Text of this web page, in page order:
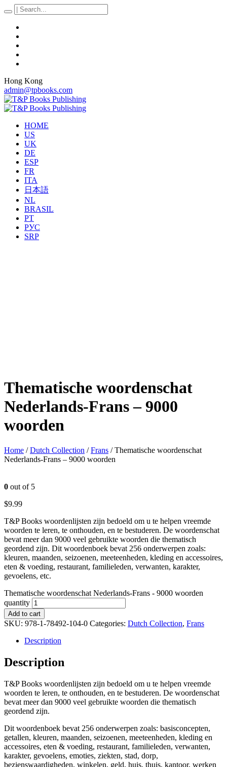
Hong Kong
admin@tpbooks.com
HOME
US
UK
DE
ESP
FR
ITA
日本語
NL
BRASIL
PT
РУС
SRP
Thematische woordenschat
Nederlands-Frans – 9000
woorden
Home /Dutch Collection /Frans / Thematische woordenschat
Nederlands-Frans – 9000 woorden
0 out of 5
$9.99
T&P Books woordenlijsten zijn bedoeld om u te helpen vreemde
woorden te leren, te onthouden, en te bestuderen. De woordenschat
bevat meer dan 9000 veel gebruikte woorden die thematisch
geordend zijn. Dit woordenboek bevat 256 onderwerpen zoals:
kleuren, maanden, seizoenen, meeteenheden, kleding en accessoires,
eten & voeding, restaurant, familieleden, verwanten, karakter,
gevoelens, etc.
Thematische woordenschat Nederlands-Frans - 9000 woorden
quantity
Add to cart
SKU: 978-1-78492-104-0 Categories: Dutch Collection, Frans
Description
Description
T&P Books woordenlijsten zijn bedoeld om u te helpen vreemde
woorden te leren, te onthouden, en te bestuderen. De woordenschat
bevat meer dan 9000 veel gebruikte woorden die thematisch
geordend zijn.
Dit woordenboek bevat 256 onderwerpen zoals: basisconcepten,
getallen, kleuren, maanden, seizoenen, meeteenheden, kleding en
accessoires, eten & voeding, restaurant, familieleden, verwanten,
karakter, gevoelens, emoties, ziekten, stad, dorp,
bezienswaardigheden, winkelen, geld, huis, thuis, kantoor, werken